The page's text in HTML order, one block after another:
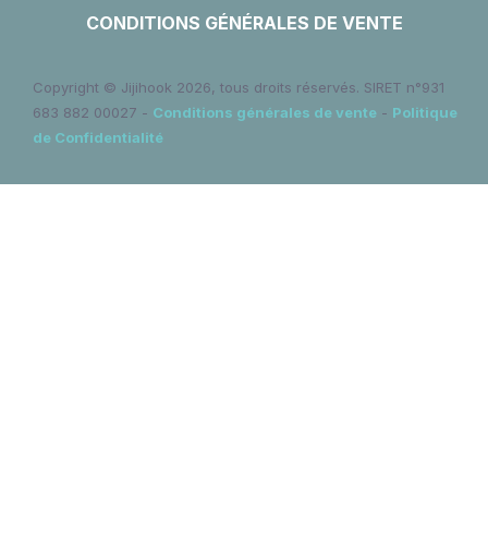
CONDITIONS GÉNÉRALES DE VENTE
Copyright © Jijihook 2026, tous droits réservés. SIRET n°931
683 882 00027 - Conditions générales de vente - Politique
de Confidentialité